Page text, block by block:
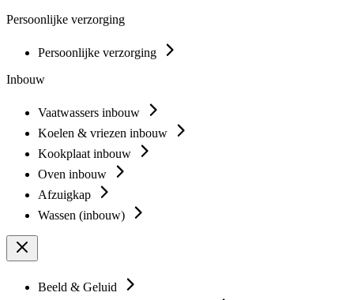
Persoonlijke verzorging
Persoonlijke verzorging
Inbouw
Vaatwassers inbouw
Koelen & vriezen inbouw
Kookplaat inbouw
Oven inbouw
Afzuigkap
Wassen (inbouw)
Beeld & Geluid